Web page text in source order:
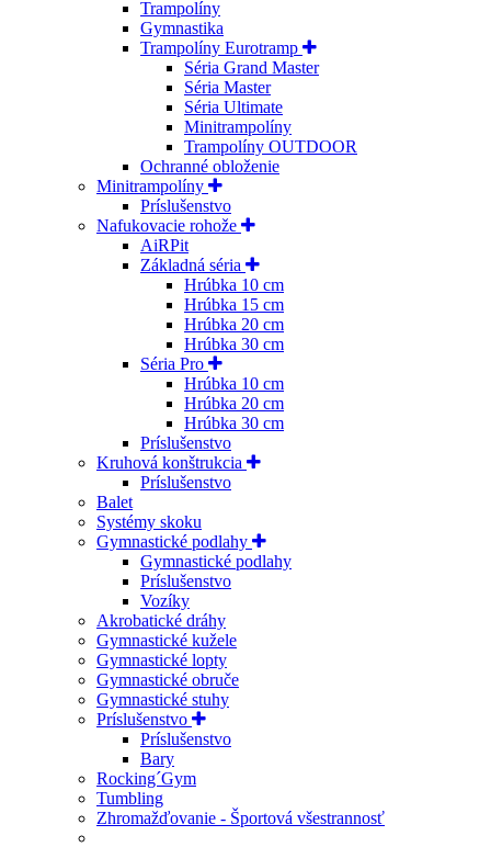
Trampolíny
Gymnastika
Trampolíny Eurotramp
Séria Grand Master
Séria Master
Séria Ultimate
Minitrampolíny
Trampolíny OUTDOOR
Ochranné obloženie
Minitrampolíny
Príslušenstvo
Nafukovacie rohože
AiRPit
Základná séria
Hrúbka 10 cm
Hrúbka 15 cm
Hrúbka 20 cm
Hrúbka 30 cm
Séria Pro
Hrúbka 10 cm
Hrúbka 20 cm
Hrúbka 30 cm
Príslušenstvo
Kruhová konštrukcia
Príslušenstvo
Balet
Systémy skoku
Gymnastické podlahy
Gymnastické podlahy
Príslušenstvo
Vozíky
Akrobatické dráhy
Gymnastické kužele
Gymnastické lopty
Gymnastické obruče
Gymnastické stuhy
Príslušenstvo
Príslušenstvo
Bary
Rocking´Gym
Tumbling
Zhromažďovanie - Športová všestrannosť